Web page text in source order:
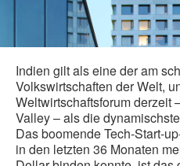
Indien gilt als eine der am
Volkswirtschaften der Welt,
Weltwirtschaftsforum derzeit
Valley – als die
Das boomende Tech-Start-
in den letzten 36 Monaten